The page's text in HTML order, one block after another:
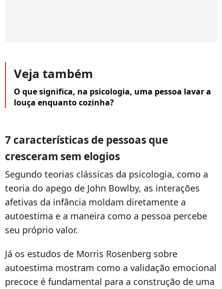
Veja também
O que significa, na psicologia, uma pessoa lavar a
louça enquanto cozinha?
7 características de pessoas que
cresceram sem elogios
Segundo teorias clássicas da psicologia, como a
teoria do apego de John Bowlby, as interações
afetivas da infância moldam diretamente a
autoestima e a maneira como a pessoa percebe
seu próprio valor.
Já os estudos de Morris Rosenberg sobre
autoestima mostram como a validação emocional
precoce é fundamental para a construção de uma